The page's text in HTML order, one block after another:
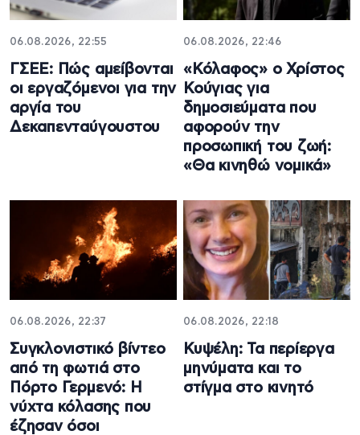
06.08.2026, 22:55
ΓΣΕΕ: Πώς αμείβονται
οι εργαζόμενοι για την
αργία του
Δεκαπενταύγουστου
06.08.2026, 22:46
«Κόλαφος» ο Χρίστος
Κούγιας για
δημοσιεύματα που
αφορούν την
προσωπική του ζωή:
«Θα κινηθώ νομικά»
06.08.2026, 22:37
Συγκλονιστικό βίντεο
από τη φωτιά στο
Πόρτο Γερμενό: Η
νύχτα κόλασης που
έζησαν όσοι
06.08.2026, 22:18
Κυψέλη: Τα περίεργα
μηνύματα και το
στίγμα στο κινητό